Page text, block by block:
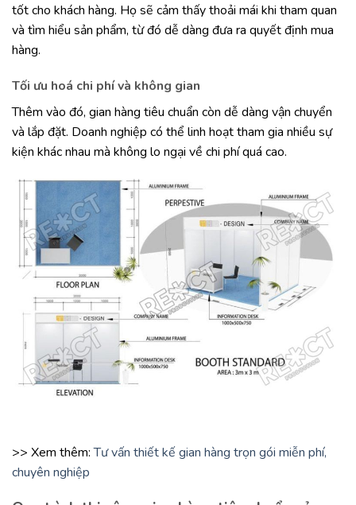
tốt cho khách hàng. Họ sẽ cảm thấy thoải mái khi tham quan
và tìm hiểu sản phẩm, từ đó dễ dàng đưa ra quyết định mua
hàng.
Tối ưu hoá chi phí và không gian
Thêm vào đó, gian hàng tiêu chuẩn còn dễ dàng vận chuyển
và lắp đặt. Doanh nghiệp có thể linh hoạt tham gia nhiều sự
kiện khác nhau mà không lo ngại về chi phí quá cao.
>> Xem thêm:Tư vấn thiết kế gian hàng trọn gói miễn phí,
chuyên nghiệp